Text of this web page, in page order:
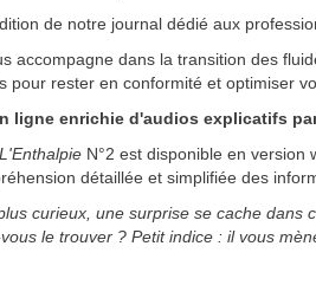
de notre journal dédié aux
accompagne dans la transition des
pour rester en conformité et optimiser
ligne enrichie d'audios explicatifs
L'EnthalpieN°2 est disponible en version
détaillée et simplifiée des
curieux, une surprise se cache
le trouver ? Petit indice : il vous